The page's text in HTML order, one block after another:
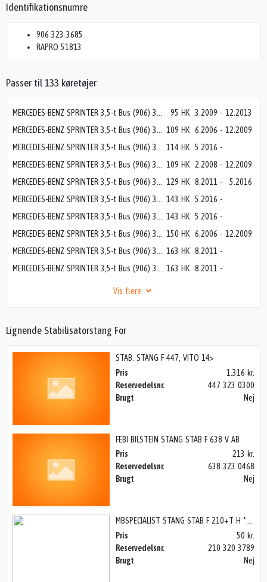
Lignende Stabilisatorstang For
STAB. STANG F 447, VITO 14>
Pris
1.316 kr.
Reservedelsnr.
447 323 0300
Brugt
Nej
FEBI BILSTEIN STANG STAB F 638 V AB
Pris
213 kr.
Reservedelsnr.
638 323 0468
Brugt
Nej
MBSPECIALIST STANG STAB F 210+T H **, E W210 96-01
Pris
50 kr.
Reservedelsnr.
210 320 3789
Brugt
Nej
Identifikationsnumre
906 323 3685
RAPRO 51813
Passer til 133 køretøjer
95 HK 3.2009 - 12.2013
109 HK 6.2006 - 12.2009
114 HK 5.2016 -
109 HK 2.2008 - 12.2009
129 HK 8.2011 -
5.2016
143 HK 5.2016 -
143 HK 5.2016 -
150 HK 6.2006 - 12.2009
163 HK 8.2011 -
163 HK 8.2011 -
Vis flere